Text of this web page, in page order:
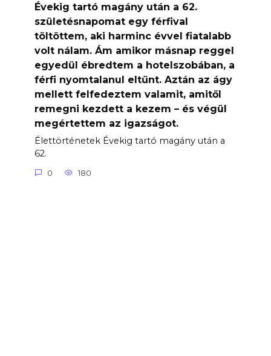
Évekig tartó magány után a 62.
születésnapomat egy férfival
töltöttem, aki harminc évvel fiatalabb
volt nálam. Ám amikor másnap reggel
egyedül ébredtem a hotelszobában, a
férfi nyomtalanul eltűnt. Aztán az ágy
mellett felfedeztem valamit, amitől
remegni kezdett a kezem – és végül
megértettem az igazságot.
Élettörténetek Évekig tartó magány után a
62.
0 180